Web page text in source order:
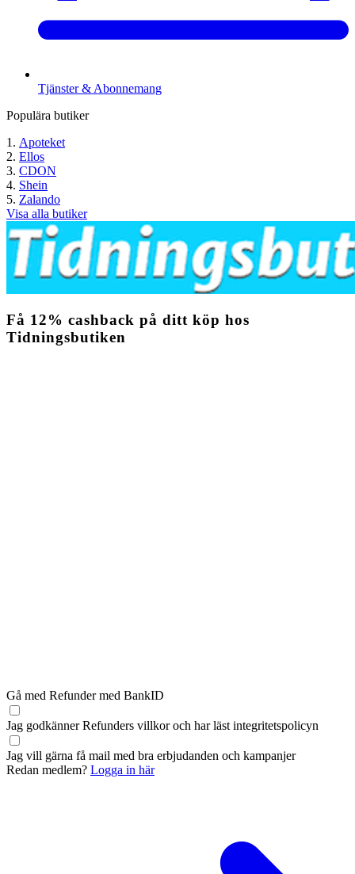
Tjänster & Abonnemang
Populära butiker
Apoteket
Ellos
CDON
Shein
Zalando
Visa alla butiker
Få 12% cashback på ditt köp hos
Tidningsbutiken
Gå med Refunder med BankID
Jag godkänner Refunders villkoroch har läst integritetspolicyn
Jag vill gärna få mail med bra erbjudanden och kampanjer
Redan medlem? Logga in här